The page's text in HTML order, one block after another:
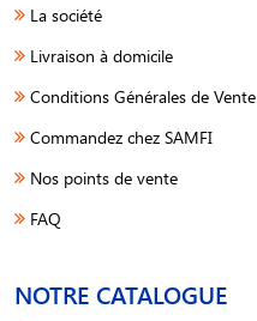
La société
Livraison à domicile
Conditions Générales de Vente
Commandez chez SAMFI
Nos points de vente
FAQ
NOTRE CATALOGUE